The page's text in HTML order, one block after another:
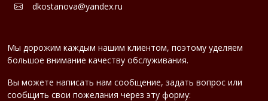
dkostanova@yandex.ru
Мы дорожим каждым нашим клиентом, поэтому уделяем
большое внимание качеству обслуживания.
Вы можете написать нам сообщение, задать вопрос или
сообщить свои пожелания через эту форму: